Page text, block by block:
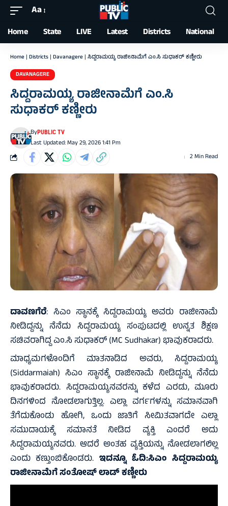
Font
Resizer
Aa
Home State LIVE Latest Districts National
Home | Districts | Davanagere | ಸಿದ್ದರಾಮಯ್ಯ ರಾಜೀನಾಮೆಗೆ ಎಂ.ಸಿ ಸುಧಾಕರ್ ಕಣ್ಣೀರು
DAVANAGERE
ಸಿದ್ದರಾಮಯ್ಯ ರಾಜೀನಾಮೆಗೆ ಎಂ.ಸಿ
ಸುಧಾಕರ್ ಕಣ್ಣೀರು
Last Updated: May 29, 2026 1:41 Pm
ByPUBLIC TV
2 Min Read
ದಾವಣಗೆರೆ: ಸಿಎಂ ಸ್ಥಾನಕ್ಕೆ ಸಿದ್ದರಾಮಯ್ಯ ಅವರು ರಾಜೀನಾಮೆ
ನೀಡಿದ್ದನ್ನು ನೆನೆದು ಸಿದ್ದರಾಮಯ್ಯ ಸಂಪುಟದಲ್ಲಿ ಉನ್ನತ ಶಿಕ್ಷಣ
ಸಚಿವರಾಗಿದ್ದ ಎಂ.ಸಿ ಸುಧಾಕರ್ (MC Sudhakar) ಭಾವುಕರಾದರು.
ಮಾಧ್ಯಮಗಳೊಂದಿಗೆ ಮಾತನಾಡಿದ ಅವರು, ಸಿದ್ದರಾಮಯ್ಯ
(Siddarmaiah) ಸಿಎಂ ಸ್ಥಾನಕ್ಕೆ ರಾಜೀನಾಮೆ ನೀಡಿದ್ದನ್ನು ನೆನೆದು
ಭಾವುಕರಾದರು. ಸಿದ್ದರಾಮಯ್ಯನವರನ್ನು ಕಳೆದ ಎರಡು, ಮೂರು
ದಿನಗಳಿಂದ ನೋಡಲಾಗುತ್ತಿಲ್ಲ. ಎಲ್ಲಾ ವರ್ಗಗಳನ್ನು ಸಮಾನವಾಗಿ
ತೆಗೆದುಕೊಂಡು ಹೋಗಿ, ಒಂದು ಜಾತಿಗೆ ಸೀಮಿತವಾಗದೇ ಎಲ್ಲಾ
ಸಮುದಾಯಕ್ಕೆ ಸಮಾನತೆ ನೀಡಿದ ವ್ಯಕ್ತಿ ಎಂದರೆ ಅದು
ಸಿದ್ದರಾಮಯ್ಯನವರು. ಆದರೆ ಅಂತಹ ವ್ಯಕ್ತಿಯನ್ನು ನೋಡಲಾಗಲಿಲ್ಲ
ಎಂದು ಕಣ್ತುಂಬಿಕೊಂಡರು. ಇದನ್ನೂ ಓದಿ:ಸಿಎಂ ಸಿದ್ದರಾಮಯ್ಯ
ರಾಜೀನಾಮೆಗೆ ಸಂತೋಷ್‌ ಲಾಡ್‌ ಕಣ್ಣೀರು